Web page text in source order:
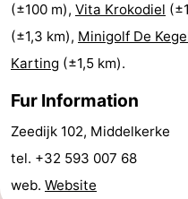
-
Holiday
Suites
Nieuwpoort
-
Holiday
Suites
Westende
Campingplätze
Ferienhäuser
-
(±100 m), Vita Krokodiel
(±1,3 km), Minigolf De
Karting (±1,5 km).
Fur Information
Zeedijk 102, Middelkerke
tel. +32 593 007 68
web. Website